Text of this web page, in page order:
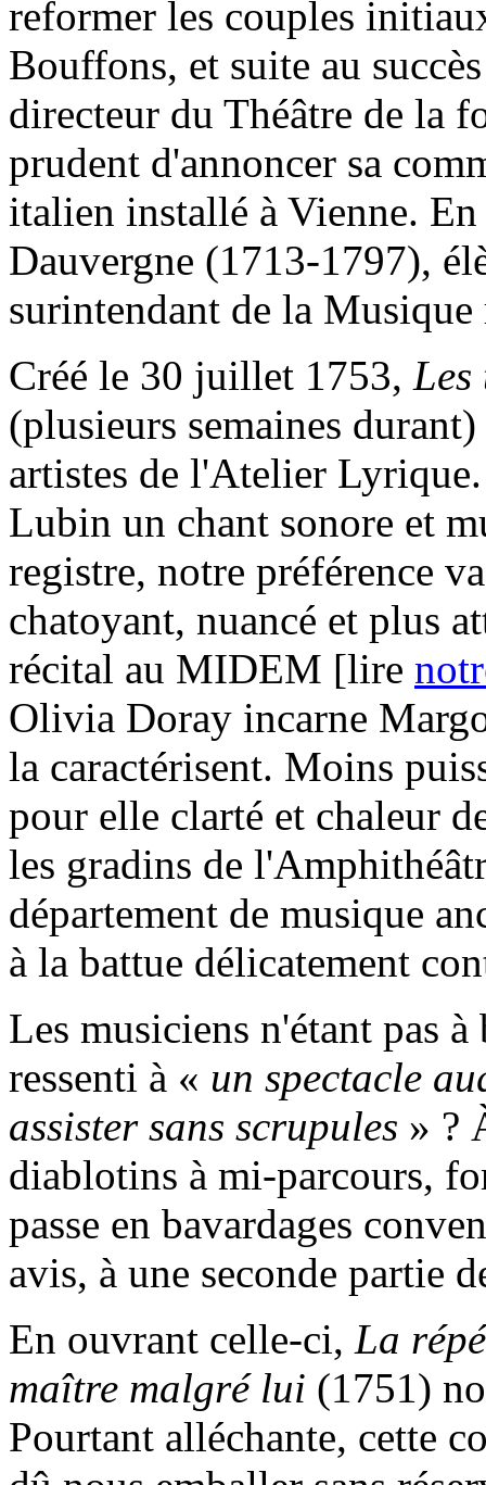
reformer les couples
Bouffons, et suite au
directeur du Théâtre de la
prudent d'annoncer sa
italien installé à Vienne.
Dauvergne (1713-1797),
surintendant de la Musique
Créé le 30 juillet 1753, Les
(plusieurs semaines
artistes de l'Atelier
Lubin un chant sonore et
registre, notre préférence
chatoyant, nuancé et plus
récital au MIDEM [lire
Olivia Doray incarne
la caractérisent. Moins
pour elle clarté et chaleur
les gradins de
département de musique
à la battue délicatement
Les musiciens n'étant pas
ressenti à « un spectacle
assister sans scrupules » ?
diablotins à mi-parcours,
passe en bavardages
avis, à une seconde partie
En ouvrant celle-ci, La
maître malgré lui (1751)
Pourtant alléchante, cette